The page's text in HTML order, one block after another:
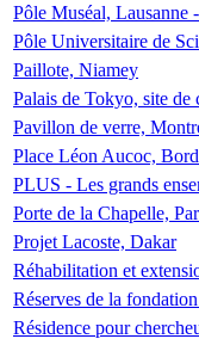
Pôle Muséal, Lausanne
Pôle Universitaire de
Paillote, Niamey
Palais de Tokyo, site de
Pavillon de verre,
Place Léon Aucoc,
PLUS - Les grands
Porte de la Chapelle,
Projet Lacoste, Dakar
Réhabilitation et
Réserves de la
Résidence pour